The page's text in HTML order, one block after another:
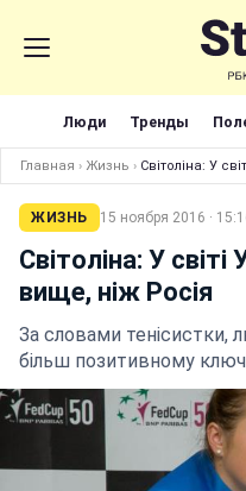
Люди Тренды
Главная › Жизнь › Світоліна: У
ЖИЗНЬ 15 ноября 2016 ·
Світоліна: У світі
вище, ніж Росія
За словами тенісистки,
більш позитивному